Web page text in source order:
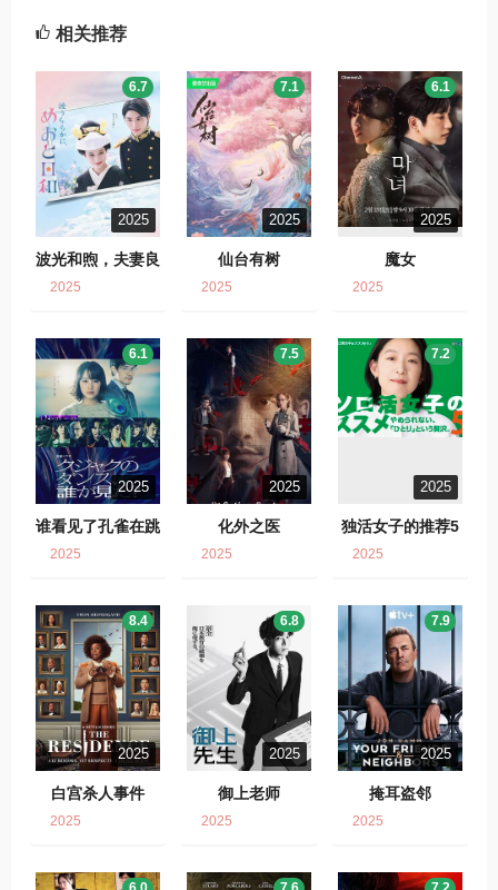
相关推荐
2025
波光和煦，夫妻良
6.7
2025
2025
仙台有树
7.1
2025
2025
魔女
6.1
2025
2025
谁看见了孔雀在跳
6.1
2025
2025
化外之医
7.5
2025
2025
独活女子的推荐5
7.2
2025
2025
白宫杀人事件
8.4
2025
2025
御上老师
6.8
2025
2025
掩耳盗邻
7.9
2025